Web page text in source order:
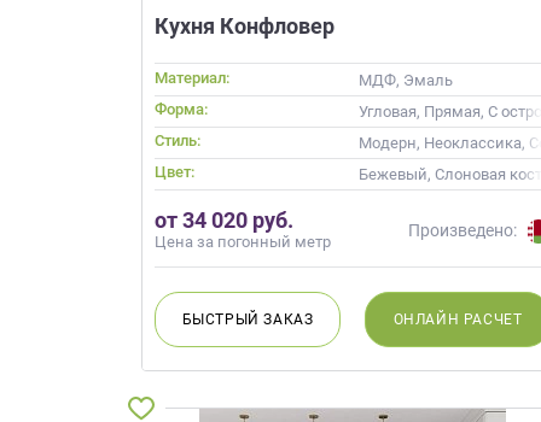
Кухня Конфловер
Материал:
МДФ, Эмаль
Форма:
Угловая, Прямая, С
Стиль:
Модерн, Неоклассика,
Цвет:
Бежевый, Слоновая
от 34 020 руб.
Цена за погонный метр
Произведено:
БЫСТРЫЙЗАКАЗ ОНЛАЙН РАСЧЕТ